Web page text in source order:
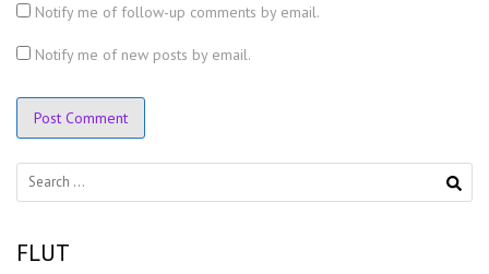
Notify me of follow-up comments by email.
Notify me of new posts by email.
Search
for:
FLUT